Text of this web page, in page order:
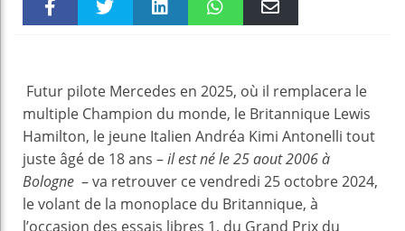
Futur pilote Mercedes en 2025, où il remplacera le
multiple Champion du monde, le Britannique Lewis
Hamilton, le jeune Italien Andréa Kimi Antonelli tout
juste âgé de 18 ans –il est né le 25 aout 2006 à
Bologne – va retrouver ce vendredi 25 octobre 2024,
le volant de la monoplace du Britannique, à
l’occasion des essais libres 1, du Grand Prix du